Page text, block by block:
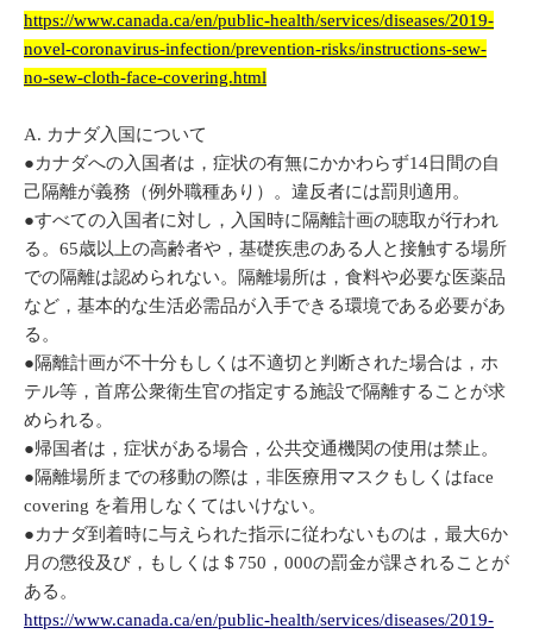
https://www.canada.ca/en/public-health/services/diseases/2019-
novel-coronavirus-infection/prevention-risks/instructions-sew-
no-sew-cloth-face-covering.html
A. カナダ入国について
●カナダへの入国者は，症状の有無にかかわらず14日間の自
己隔離が義務（例外職種あり）。違反者には罰則適用。
●すべての入国者に対し，入国時に隔離計画の聴取が行われ
る。65歳以上の高齢者や，基礎疾患のある人と接触する場所
での隔離は認められない。隔離場所は，食料や必要な医薬品
など，基本的な生活必需品が入手できる環境である必要があ
る。
●隔離計画が不十分もしくは不適切と判断された場合は，ホ
テル等，首席公衆衛生官の指定する施設で隔離することが求
められる。
●帰国者は，症状がある場合，公共交通機関の使用は禁止。
●隔離場所までの移動の際は，非医療用マスクもしくはface
covering を着用しなくてはいけない。
●カナダ到着時に与えられた指示に従わないものは，最大6か
月の懲役及び，もしくは＄750，000の罰金が課されることが
ある。
https://www.canada.ca/en/public-health/services/diseases/2019-